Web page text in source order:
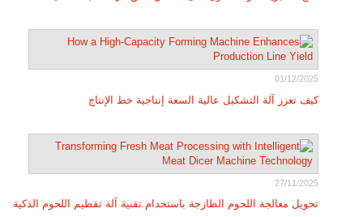
01/12/2025
كيف تعزز آلة التشكيل عالية السعة إنتاجية خط الإنتاج
27/11/2025
تحويل معالجة اللحوم الطازجة باستخدام تقنية آلة تقطيم اللحوم الذكية